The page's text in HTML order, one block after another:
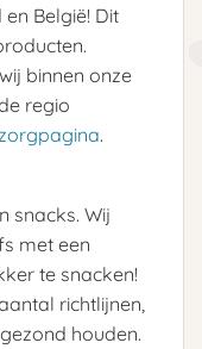
België! Dit
binnen onze
regio
.
snacks. Wij
met een
te snacken!
richtlijnen,
houden.